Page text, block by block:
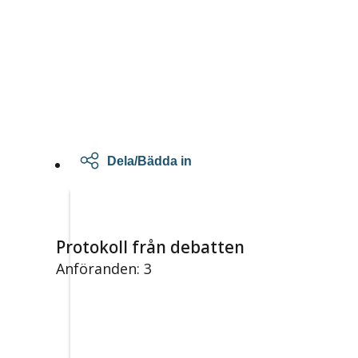
Dela/Bädda in
Protokoll från debatten
Anföranden: 3